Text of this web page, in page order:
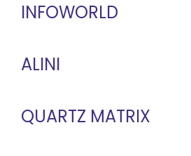
INFOWORLD
ALINI
QUARTZ MATRIX